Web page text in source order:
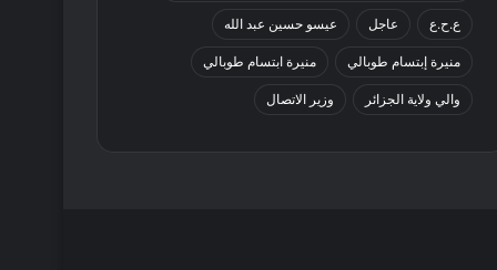
ع.ح.ع عاجل عيسو حسين عبد الله
منيرة إبتسام طوبالي منيرة ابتسام طوبالي
والي ولاية الجزائر وزير الاتصال